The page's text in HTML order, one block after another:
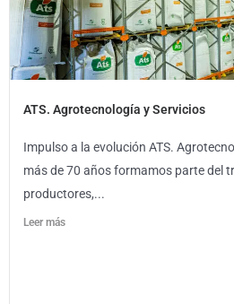
ATS. Agrotecnología y Servicios
Impulso a la evolución ATS.
más de 70 años formamos parte del
productores,...
Leer más